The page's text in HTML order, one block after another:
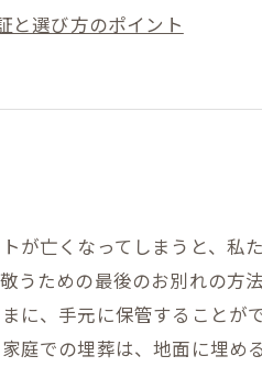
と選び方のポイント
亡くなってしまうと、私
ための最後のお別れの方
、手元に保管することが
での埋葬は、地面に埋め